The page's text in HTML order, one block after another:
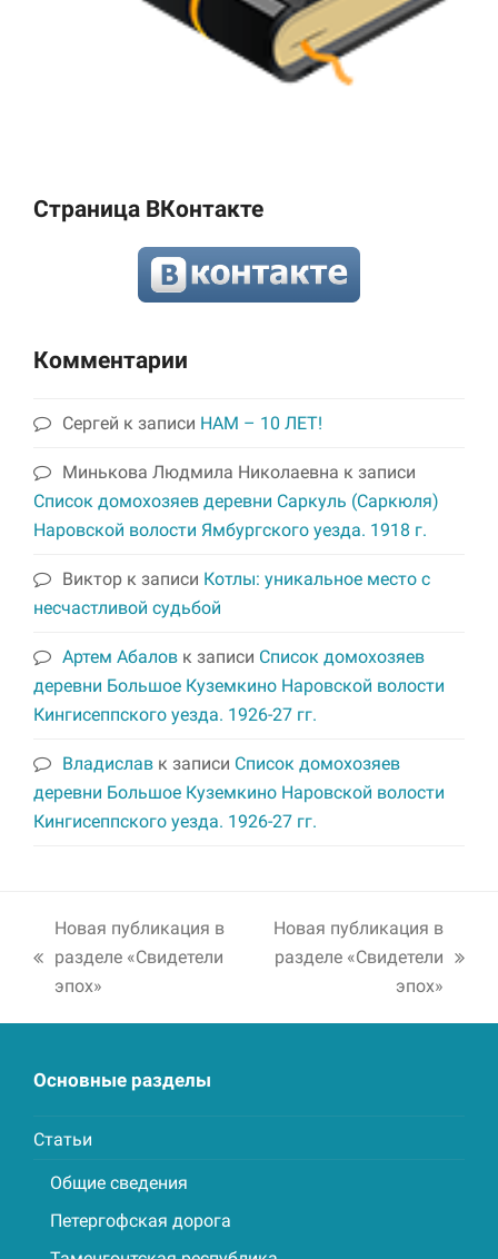
Страница ВКонтакте
Комментарии
Сергей к записи НАМ – 10 ЛЕТ!
Минькова Людмила Николаевна к записи
Список домохозяев деревни Саркуль (Саркюля)
Наровской волости Ямбургского уезда. 1918 г.
Виктор к записи Котлы: уникальное место с
несчастливой судьбой
Артем Абалов к записи Список домохозяев
деревни Большое Куземкино Наровской волости
Кингисеппского уезда. 1926-27 гг.
Владислав к записи Список домохозяев
деревни Большое Куземкино Наровской волости
Кингисеппского уезда. 1926-27 гг.
previous
Новая публикация в
разделе «Свидетели
эпох»
next
Новая публикация в
разделе «Свидетели
эпох»
Основные разделы
Статьи
Общие сведения
Петергофская дорога